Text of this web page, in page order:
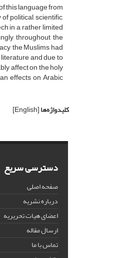
this language from
political, scientific,
in a rather limited
throughout the
the Muslims had
and due to
affect on the holy
effects on Arabic
کلیدواژه‌ها[English]
دسترسی سریع
صفحه اصلی
درباره نشریه
اعضای هیات تحریریه
ارسال مقاله
تماس با ما